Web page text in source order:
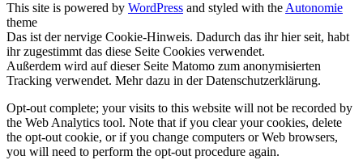
This site is powered by WordPress and styled with the Autonomie
theme
Das ist der nervige Cookie-Hinweis. Dadurch das ihr hier seit, habt
ihr zugestimmt das diese Seite Cookies verwendet.
Außerdem wird auf dieser Seite Matomo zum anonymisierten
Tracking verwendet. Mehr dazu in der Datenschutzerklärung.
Opt-out complete; your visits to this website will not be recorded by
the Web Analytics tool. Note that if you clear your cookies, delete
the opt-out cookie, or if you change computers or Web browsers,
you will need to perform the opt-out procedure again.